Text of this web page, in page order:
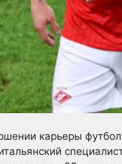
карьеры